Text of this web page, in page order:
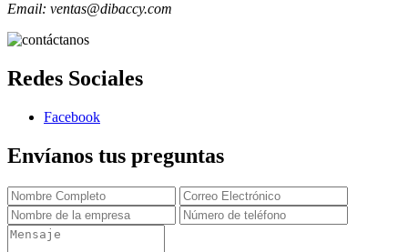
Email: ventas@dibaccy.com
Redes Sociales
Facebook
Envíanos tus preguntas